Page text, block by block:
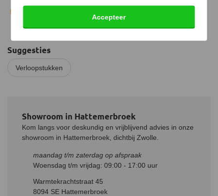
Het is van belang om te weten dat het gebruik van een
verloopstuk om de diameter van de kachelpijp te verkleinen (van
belemmeren en de veiligheid in gevaar brengen.Het verloopstuk
Ø79mm naar Ø110mm is bedoeld om de diameter te vergroten,
wat zorgt voor een betere trek en een efficiëntere rookgasafvoer.
verloopstuk. De grotere zijde met een binnendiameter van 110
mm past over de verjonging van de bestaande kachelpijp of het
rookkanaal.
Zorg ervoor dat alle verbindingen goed aansluiten en
Bekijk volledige beschrijving
Suggesties
Verloopstukken
Showroom in Hattemerbroek
Kom langs voor deskundig en vrijblijvend advies in onze
showroom in Hattemerbroek, dichtbij Zwolle.
maandag t/m zaterdag op afspraak
Woensdag t/m vrijdag: 09:00 - 17:00 uur
Warmtekrachtstraat 45
8094 SE Hattemerbroek
Accepteer